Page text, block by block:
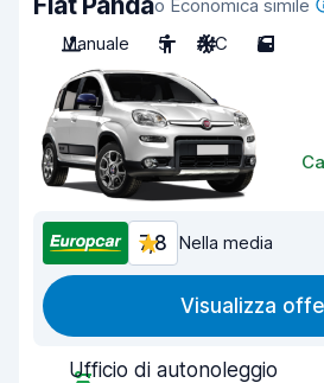
o Economica simile
Manuale
5 A/C 5
7,8 Nella media
Visualizza
Ufficio di autonoleggio